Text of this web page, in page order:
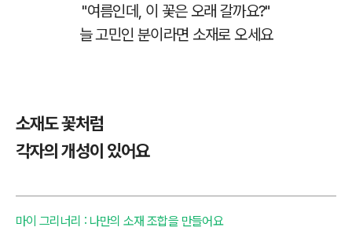
"여름인데, 이 꽃은 오래 갈까요?"
늘 고민인 분이라면 소재로 오세요
소재도 꽃처럼
각자의 개성이 있어요
마이 그리너리 : 나만의 소재 조합을 만들어요